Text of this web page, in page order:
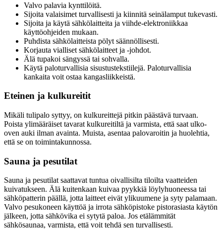
Valvo palavia kynttilöitä.
Sijoita valaisimet turvallisesti ja kiinnitä seinälamput tukevasti.
Sijoita ja käytä sähkölaitteita ja viihde-elektroniikkaa
käyttöohjeiden mukaan.
Puhdista sähkölaitteista pölyt säännöllisesti.
Korjauta vialliset sähkölaitteet ja -johdot.
Älä tupakoi sängyssä tai sohvalla.
Käytä paloturvallisia sisustustekstiilejä. Paloturvallisia
kankaita voit ostaa kangasliikkeistä.
Eteinen ja kulkureitit
Mikäli tulipalo syttyy, on kulkureittejä pitkin päästävä turvaan.
Poista ylimääräiset tavarat kulkureitiltä ja varmista, että saat ulko-
oven auki ilman avainta. Muista, asentaa palovaroitin ja huolehtia,
että se on toimintakunnossa.
Sauna ja pesutilat
Sauna ja pesutilat saattavat tuntua oivallisilta tiloilta vaatteiden
kuivatukseen. Älä kuitenkaan kuivaa pyykkiä löylyhuoneessa tai
sähköpatterin päällä, jotta laitteet eivät ylikuumene ja syty palamaan.
Valvo pesukoneen käyttöä ja irrota sähköpistoke pistorasiasta käytön
jälkeen, jotta sähkövika ei sytytä paloa. Jos etälämmität
sähkösaunaa, varmista, että voit tehdä sen turvallisesti.